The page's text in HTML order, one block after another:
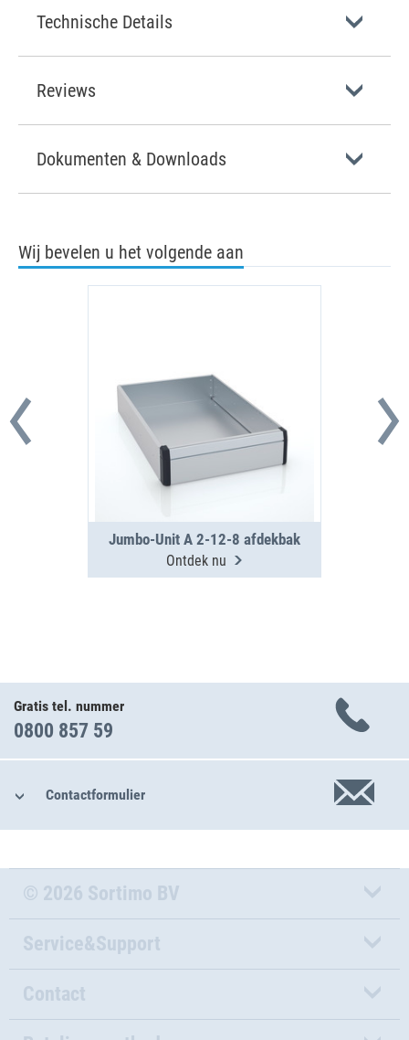
Technische Details
Reviews
Dokumenten & Downloads
Wij bevelen u het volgende aan
Jumbo-Unit A 2-12-8 afdekbak
Ontdek nu
Gratis tel. nummer
0800 857 59
Contactformulier
© 2026 Sortimo BV
Service&Support
Contact